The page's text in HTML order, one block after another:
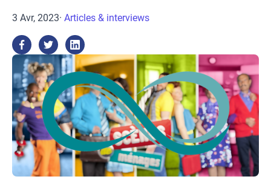
3 Avr, 2023· Articles & interviews